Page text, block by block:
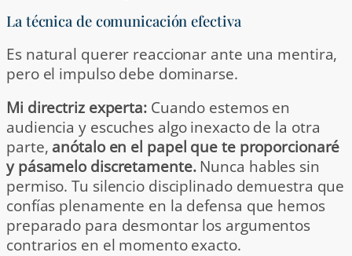
La técnica de comunicación efectiva
Es natural querer reaccionar ante una mentira,
pero el impulso debe dominarse.
Mi directriz experta:Cuando estemos en
audiencia y escuches algo inexacto de la otra
parte, anótalo en el papel que te proporcionaré
y pásamelo discretamente.Nunca hables sin
permiso. Tu silencio disciplinado demuestra que
confías plenamente en la defensa que hemos
preparado para desmontar los argumentos
contrarios en el momento exacto.